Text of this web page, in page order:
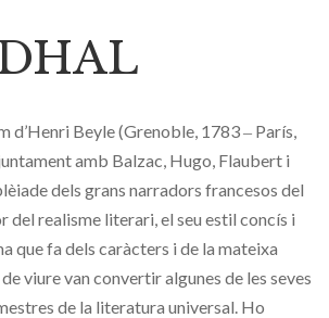
d’Henri Beyle (Grenoble, 1783 ‒ París,
amb Balzac, Hugo, Flaubert i
dels grans narradors francesos del
del realisme literari, el seu estil concís i
que fa dels caràcters i de la mateixa
viure van convertir algunes de les seves
de la literatura universal. Ho